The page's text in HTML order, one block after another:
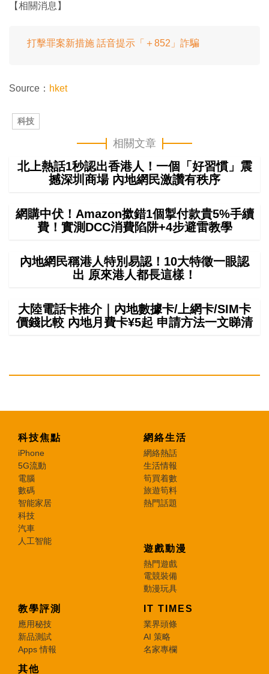
【相關消息】
打擊罪案新措施 話音提示「＋852」詐騙
Source： hket
科技
相關文章
北上熱話1秒認出香港人！一個「好習慣」震
撼深圳商場 內地網民激讚有秩序
網購中伏！Amazon撳錯1個掣付款貴5%手續
費！實測DCC消費陷阱+4步避雷教學
內地網民稱港人特別易認！10大特徵一眼認
出 原來港人都長這樣！
大陸電話卡推介｜內地數據卡/上網卡/SIM卡
價錢比較 內地月費卡¥5起 申請方法一文睇清
科技焦點
iPhone
5G流動
電腦
數碼
智能家居
科技
汽車
人工智能
網絡生活
網絡熱話
生活情報
筍買着數
旅遊筍料
熱門話題
遊戲動漫
熱門遊戲
電競裝備
動漫玩具
教學評測
應用秘技
新品測試
Apps 情報
IT TIMES
業界頭條
AI 策略
名家專欄
其他